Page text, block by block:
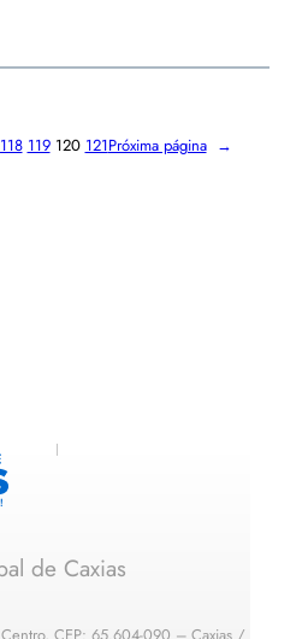
118 119 120 121Próxima página →
de Caxias